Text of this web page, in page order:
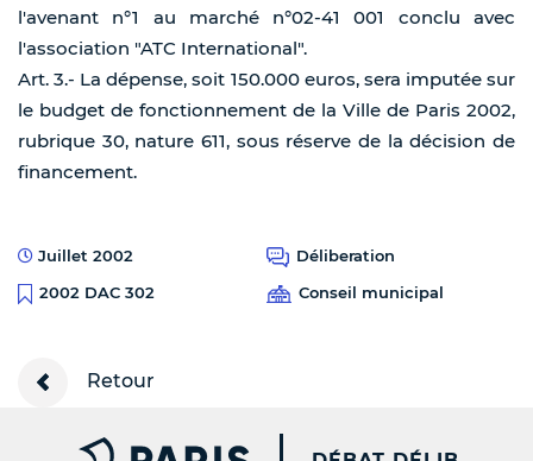
l'avenant n°1 au marché n°02-41 001 conclu avec
l'association "ATC International".
Art. 3.- La dépense, soit 150.000 euros, sera imputée sur
le budget de fonctionnement de la Ville de Paris 2002,
rubrique 30, nature 611, sous réserve de la décision de
financement.
Juillet 2002
Déliberation
2002 DAC 302
Conseil municipal
Retour
PARIS.FR [NEW